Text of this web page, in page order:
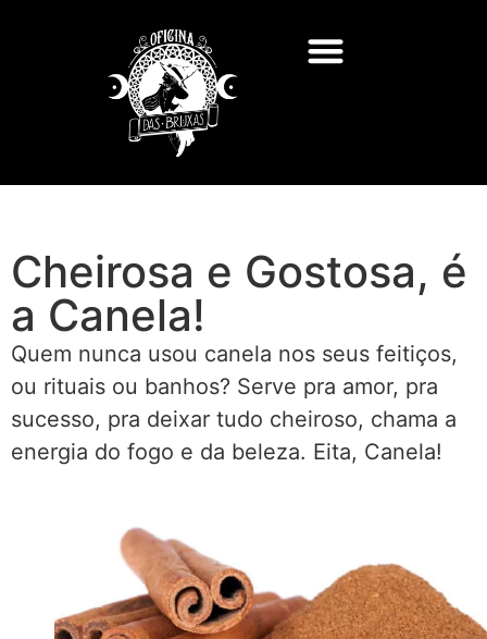
Cheirosa e Gostosa, é
a Canela!
Quem nunca usou canela nos seus feitiços,
ou rituais ou banhos? Serve pra amor, pra
sucesso, pra deixar tudo cheiroso, chama a
energia do fogo e da beleza. Eita, Canela!